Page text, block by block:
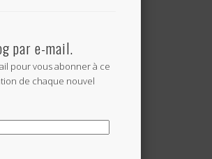
par e-mail.
pour vous abonner à ce
de chaque nouvel